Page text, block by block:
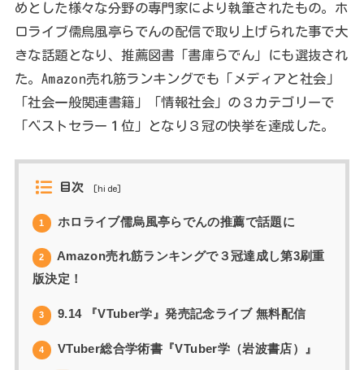
めとした様々な分野の専門家により執筆されたもの。ホ
ロライブ儒烏風亭らでんの配信で取り上げられた事で大
きな話題となり、推薦図書「書庫らでん」にも選抜され
た。Amazon売れ筋ランキングでも「メディアと社会」
「社会一般関連書籍」「情報社会」の３カテゴリーで
「ベストセラー１位」となり３冠の快挙を達成した。
目次 [hide]
1 ホロライブ儒烏風亭らでんの推薦で話題に
2
Amazon売れ筋ランキングで３冠達成し第3刷重
版決定！
3 9.14 『VTuber学』発売記念ライブ 無料配信
4 VTuber総合学術書『VTuber学（岩波書店）』